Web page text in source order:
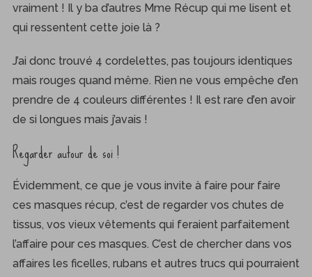
vraiment ! Il y ba d’autres Mme Récup qui me lisent et
qui ressentent cette joie là ?
J’ai donc trouvé 4 cordelettes, pas toujours identiques
mais rouges quand même. Rien ne vous empêche d’en
prendre de 4 couleurs différentes ! Il est rare d’en avoir
de si longues mais j’avais !
Regarder autour de soi !
Évidemment, ce que je vous invite à faire pour faire
ces masques récup, c’est de regarder vos chutes de
tissus, vos vieux vêtements qui feraient parfaitement
l’affaire pour ces masques. C’est de chercher dans vos
affaires les ficelles, rubans et autres trucs qui pourraient